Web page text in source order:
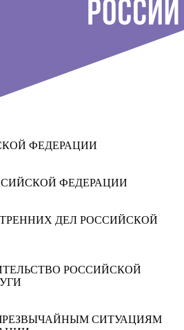
ФЕДЕРАЦИИ
ФЕДЕРАЦИИ
ДЕЛ РОССИЙСКОЙ
РОССИЙСКОЙ
СИТУАЦИЯМ